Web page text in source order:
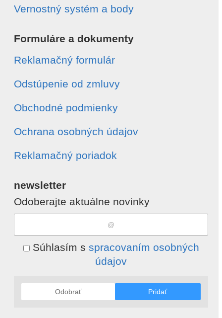
Vernostný systém a body
Formuláre a dokumenty
Reklamačný formulár
Odstúpenie od zmluvy
Obchodné podmienky
Ochrana osobných údajov
Reklamačný poriadok
newsletter
Odoberajte aktuálne novinky
Súhlasím s spracovaním osobných
údajov
Odobrať Pridať